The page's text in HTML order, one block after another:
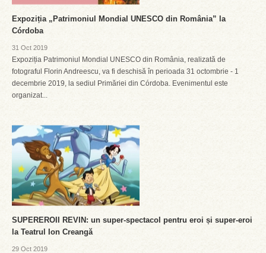
Expoziția „Patrimoniul Mondial UNESCO din România” la
Córdoba
31 Oct 2019
Expoziția Patrimoniul Mondial UNESCO din România, realizată de
fotograful Florin Andreescu, va fi deschisă în perioada 31 octombrie - 1
decembrie 2019, la sediul Primăriei din Córdoba. Evenimentul este
organizat...
SUPEREROII REVIN: un super-spectacol pentru eroi și super-eroi
la Teatrul Ion Creangă
29 Oct 2019